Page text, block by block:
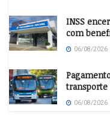
INSS
com
06/08/2026
transporte
06/08/2026